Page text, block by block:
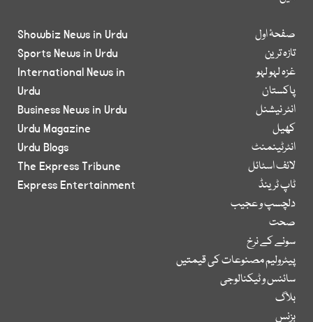
صفحۂ اول
تازہ ترین
غزہ لہو لہو
پاکستان
انٹر نیشنل
کھیل
انٹرٹینمنٹ
لائف اسٹائل
ٹاپ ٹرینڈ
دلچسپ و عجیب
صحت
سونے کے نرخ
پیٹرولیم مصنوعات کی قیمتیں
سائنس و ٹیکنالوجی
بلاگ
بزنس
Showbiz News in Urdu
Sports News in Urdu
International News in
Urdu
Business News in Urdu
Urdu Magazine
Urdu Blogs
The Express Tribune
Express Entertainment